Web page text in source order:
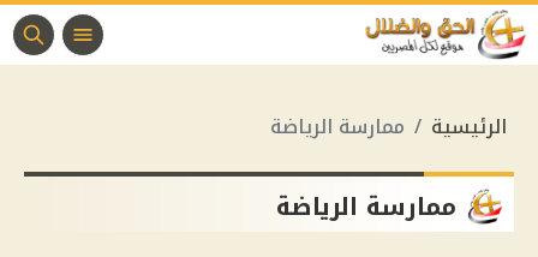
الرئيسية ممارسة الرياضة
ممارسة الرياضة